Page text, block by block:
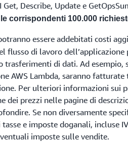
Describe, Update e
corrispondenti 100.000
essere addebitati costi
flusso di lavoro dell’applicazione
trasferimenti di dati. Ad esempio,
AWS Lambda, saranno
Per ulteriori informazioni sui
dei prezzi nelle pagine di
Se non diversamente
e imposte doganali, incluse
imposte sulle vendite.